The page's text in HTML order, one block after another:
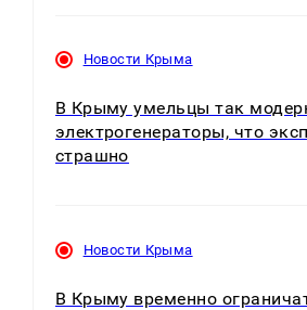
Новости Крыма
В Крыму умельцы так
электрогенераторы, что
страшно
Новости Крыма
В Крыму временно